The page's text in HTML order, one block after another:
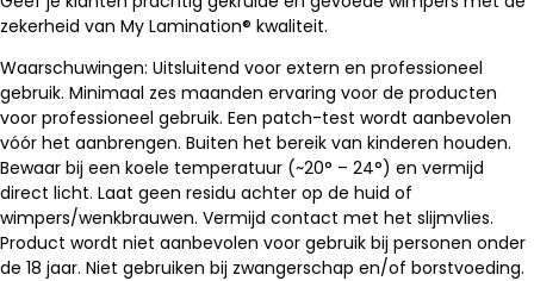
zekerheid van My Lamination® kwaliteit.
Waarschuwingen: Uitsluitend voor extern en professioneel
gebruik. Minimaal zes maanden ervaring voor de producten
voor professioneel gebruik. Een patch-test wordt aanbevolen
vóór het aanbrengen. Buiten het bereik van kinderen houden.
Bewaar bij een koele temperatuur (~20° – 24°) en vermijd
direct licht. Laat geen residu achter op de huid of
wimpers/wenkbrauwen. Vermijd contact met het slijmvlies.
Product wordt niet aanbevolen voor gebruik bij personen onder
de 18 jaar. Niet gebruiken bij zwangerschap en/of borstvoeding.